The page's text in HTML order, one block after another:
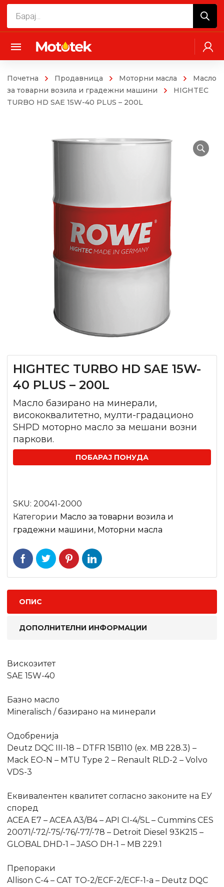
Почетна Продавница Моторни масла
Масло
за товарни возила и градежни машини
HIGHTEC
TURBO HD SAE 15W-40 PLUS – 200L
HIGHTEC TURBO HD SAE 15W-
40 PLUS – 200L
Масло базирано на минерали,
висококвалитетно, мулти-градационо
SHPD моторно масло за мешани возни
паркови.
ПОБАРАЈ ПОНУДА
SKU: 20041-2000
Категории Масло за товарни возила и
градежни машини, Моторни масла
ОПИС
ДОПОЛНИТЕЛНИ ИНФОРМАЦИИ
Вискозитет
SAE 15W-40
Базно масло
Mineralisch / базирано на минерали
Одобренија
Deutz DQC III-18 – DTFR 15B110 (ex. MB 228.3) –
Mack EO-N – MTU Type 2 – Renault RLD-2 – Volvo
VDS-3
Еквивалентен квалитет согласно законите на ЕУ
според
ACEA E7 – ACEA A3/B4 – API CI-4/SL – Cummins CES
20071/-72/-75/-76/-77/-78 – Detroit Diesel 93K215 –
GLOBAL DHD-1 – JASO DH-1 – MB 229.1
Препораки
Allison C-4 – CAT TO-2/ECF-2/ECF-1-a – Deutz DQC